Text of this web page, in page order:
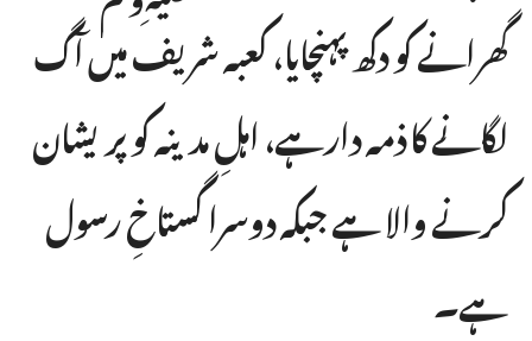
گھرانے کو دکھ پہنچایا، کعبہ شریف میں آگ
لگانے کا ذمہ دارہے، اہلِ مدینہ کو پریشان
کرنے والا ہے جبکہ دوسرا گستاخِ رسول
ہے۔